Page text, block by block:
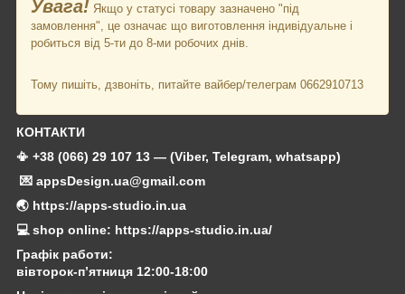
Увага! Якщо у статусі товару зазначено "під
замовлення", це означає що виготовлення індивідуальне і
робиться від 5-ти до 8-ми робочих днів.
Тому пишіть, дзвоніть, питайте вайбер/телеграм 0662910713
КОНТАКТИ
📳 +38 (066) 29 107 13 — (Viber, Telegram, whatsapp)
💌 appsDesign.ua@gmail.com
🌏 https://apps-studio.in.ua
💻 shop online: https://apps-studio.in.ua/
Графік работи:
вівторок-п’ятниця 12:00-18:00